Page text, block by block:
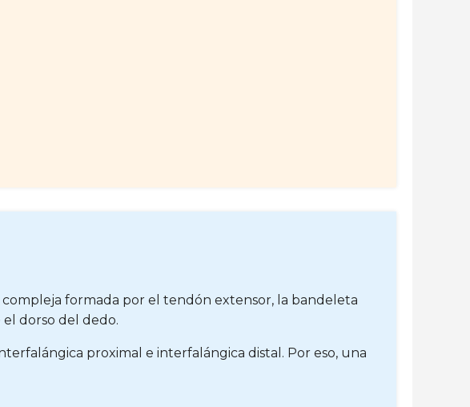
formada por el tendón extensor, la bandeleta
dorso del dedo.
proximal e interfalángica distal. Por eso, una